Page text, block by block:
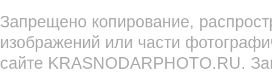
Запрещено копирование,
изображений или части
сайте KRASNODARPHOTO.RU.